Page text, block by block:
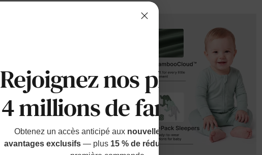
Rejoignez nos plus de
4 millions de familles
Obtenez un accès anticipé aux nouvelles sorties et
avantages exclusifs— plus 15 % de réductionsur votre